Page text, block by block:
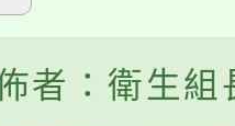
者：衛生組